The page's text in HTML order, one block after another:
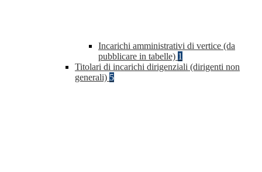
Incarichi amministrativi di vertice (da
pubblicare in tabelle) 1
Titolari di incarichi dirigenziali (dirigenti non
generali) 5